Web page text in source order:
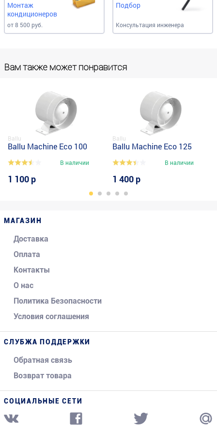
Монтаж
кондиционеров
от 8 500 руб.
Подбор
Консультация инженера
Вам также может понравится
Ballu
Ballu Machine Eco 100
В наличии
1 100 р
Ballu
Ballu Machine Eco 125
В наличии
1 400 р
МАГАЗИН
Доставка
Оплата
Контакты
О нас
Политика Безопасности
Условия соглашения
СЛУБЖА ПОДДЕРЖКИ
Обратная связь
Возврат товара
СОЦИАЛЬНЫЕ СЕТИ